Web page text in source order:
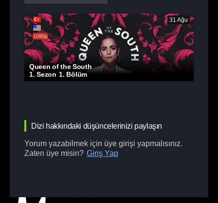
1080p
31 Ağu
Queen of the South
1. Sezon 1. Bölüm
Dizi hakkındaki düşüncelerinizi paylaşın
Yorum yazabilmek için üye girişi yapmalısınız.
Zaten üye misin? Giriş Yap